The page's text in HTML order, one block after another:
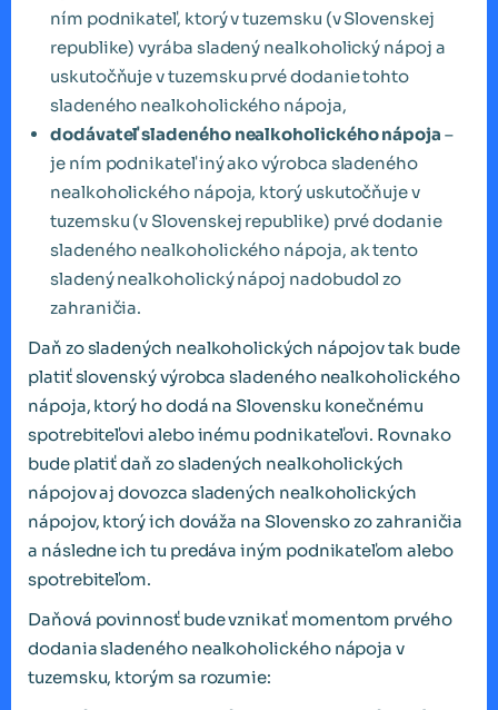
ním podnikateľ, ktorý v tuzemsku (v Slovenskej
republike) vyrába sladený nealkoholický nápoj a
uskutočňuje v tuzemsku prvé dodanie tohto
sladeného nealkoholického nápoja,
dodávateľ sladeného nealkoholického nápoja –
je ním podnikateľ iný ako výrobca sladeného
nealkoholického nápoja, ktorý uskutočňuje v
tuzemsku (v Slovenskej republike) prvé dodanie
sladeného nealkoholického nápoja, ak tento
sladený nealkoholický nápoj nadobudol zo
zahraničia.
Daň zo sladených nealkoholických nápojov tak bude
platiť slovenský výrobca sladeného nealkoholického
nápoja, ktorý ho dodá na Slovensku konečnému
spotrebiteľovi alebo inému podnikateľovi. Rovnako
bude platiť daň zo sladených nealkoholických
nápojov aj dovozca sladených nealkoholických
nápojov, ktorý ich dováža na Slovensko zo zahraničia
a následne ich tu predáva iným podnikateľom alebo
spotrebiteľom.
Daňová povinnosť bude vznikať momentom prvého
dodania sladeného nealkoholického nápoja v
tuzemsku, ktorým sa rozumie: